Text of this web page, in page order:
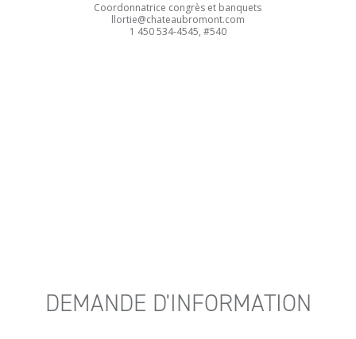
Coordonnatrice congrès et banquets
llortie@chateaubromont.com
1 450 534-4545, #540
DEMANDE D'INFORMATION